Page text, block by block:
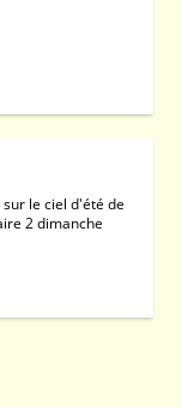
le ciel d'été de
2 dimanche